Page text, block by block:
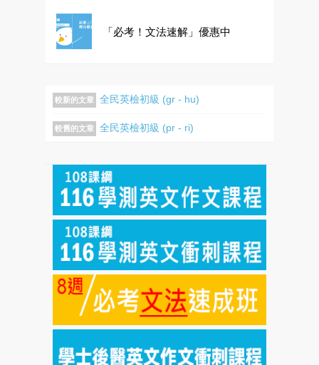
「必考！文法速解」優惠中
較新的文章 全民英檢初級 (gr - hu)
較舊的文章 全民英檢初級 (pr - ri)